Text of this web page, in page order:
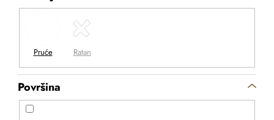
Površina